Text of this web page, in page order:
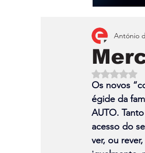
António
Avaliado
Os novos
égide da
AUTO.
acesso do
ver, ou